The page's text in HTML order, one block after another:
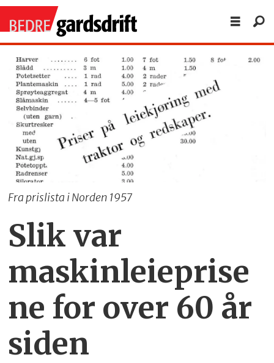
Fra prislista i Norden 1957
Slik var
maskinleieprise
ne for over 60 år
siden